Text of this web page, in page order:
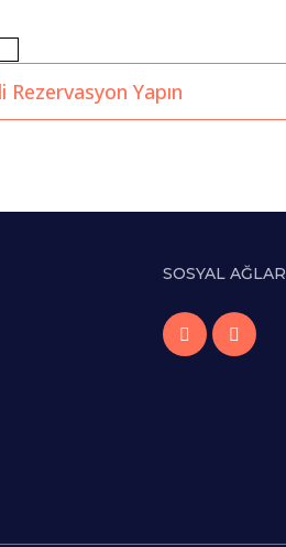
Rezervasyon Yapın
SOSYAL AĞLAR